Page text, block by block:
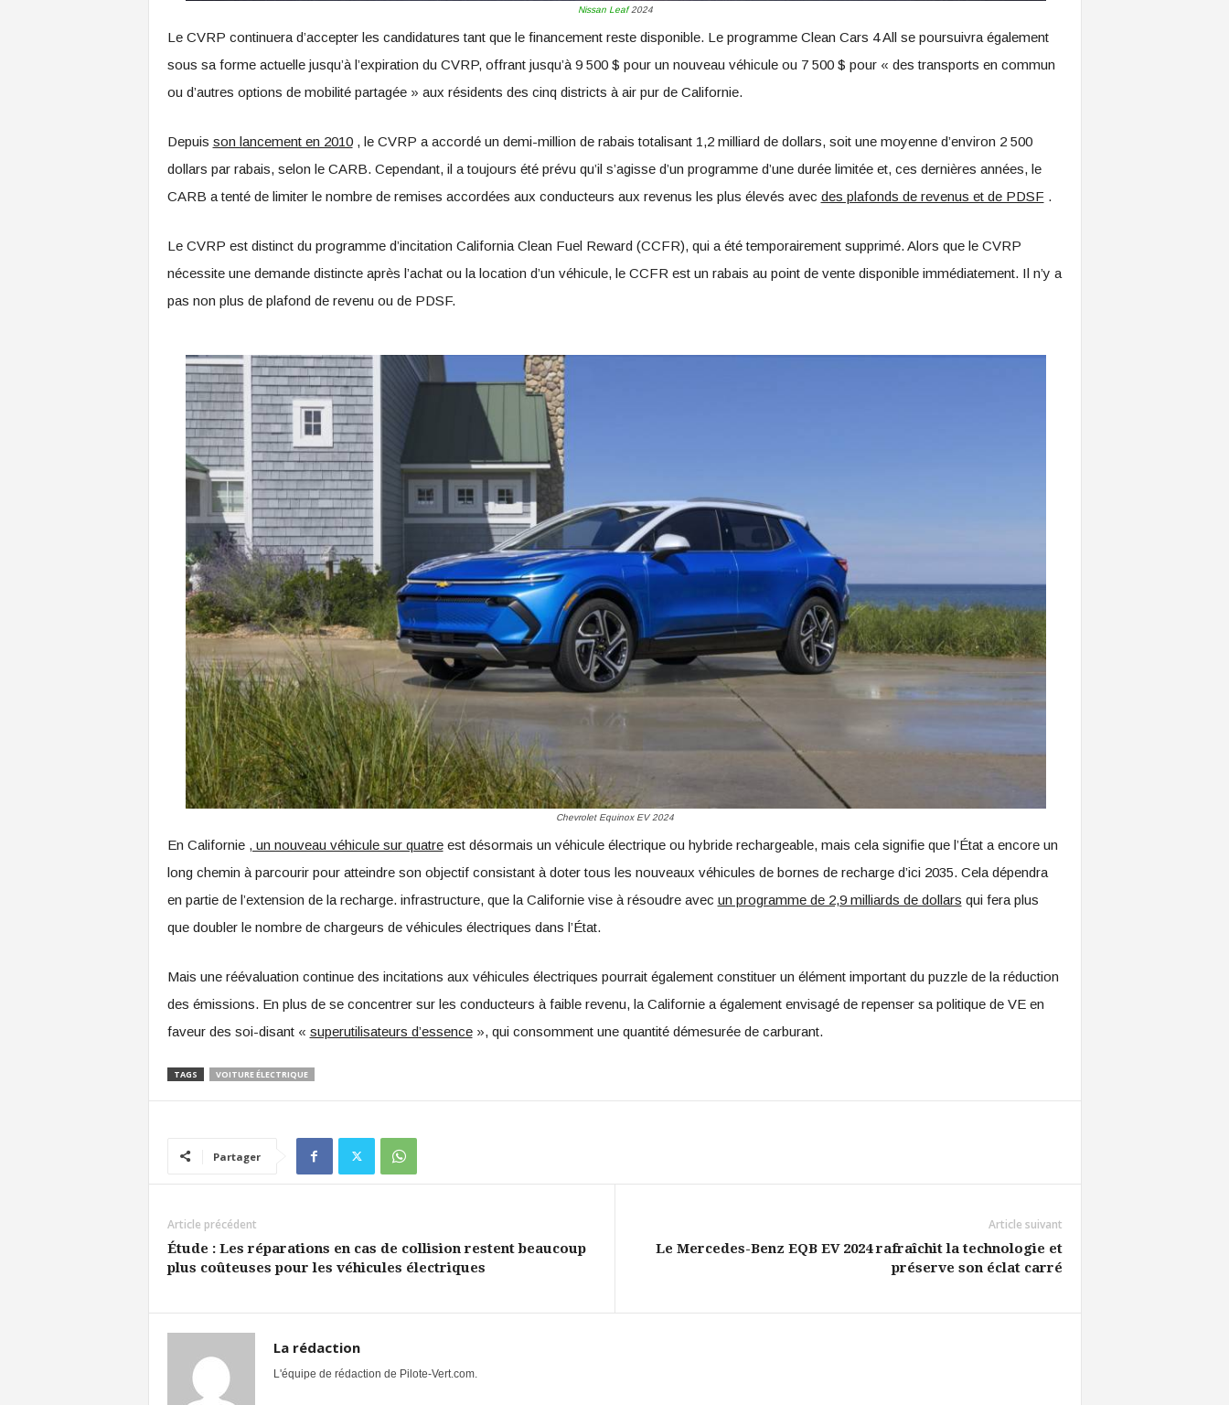
Nissan Leaf2024
Le CVRP continuera d’accepter les candidatures tant que le financement reste disponible. Le programme Clean Cars 4 All se poursuivra également
sous sa forme actuelle jusqu’à l’expiration du CVRP, offrant jusqu’à 9 500 $ pour un nouveau véhicule ou 7 500 $ pour « des transports en commun
ou d’autres options de mobilité partagée » aux résidents des cinq districts à air pur de Californie.
Depuis son lancement en 2010, le CVRP a accordé un demi-million de rabais totalisant 1,2 milliard de dollars, soit une moyenne d’environ 2 500
dollars par rabais, selon le CARB. Cependant, il a toujours été prévu qu’il s’agisse d’un programme d’une durée limitée et, ces dernières années, le
CARB a tenté de limiter le nombre de remises accordées aux conducteurs aux revenus les plus élevés avec des plafonds de revenus et de PDSF .
Le CVRP est distinct du programme d’incitation California Clean Fuel Reward (CCFR), qui a été temporairement supprimé. Alors que le CVRP
nécessite une demande distincte après l’achat ou la location d’un véhicule, le CCFR est un rabais au point de vente disponible immédiatement. Il n’y a
pas non plus de plafond de revenu ou de PDSF.
Chevrolet Equinox EV 2024
En Californie , un nouveau véhicule sur quatreest désormais un véhicule électrique ou hybride rechargeable, mais cela signifie que l’État a encore un
long chemin à parcourir pour atteindre son objectif consistant à doter tous les nouveaux véhicules de bornes de recharge d’ici 2035. Cela dépendra
en partie de l’extension de la recharge. infrastructure, que la Californie vise à résoudre avec un programme de 2,9 milliards de dollars qui fera plus
que doubler le nombre de chargeurs de véhicules électriques dans l’État.
Mais une réévaluation continue des incitations aux véhicules électriques pourrait également constituer un élément important du puzzle de la réduction
des émissions. En plus de se concentrer sur les conducteurs à faible revenu, la Californie a également envisagé de repenser sa politique de VE en
faveur des soi-disant « superutilisateurs d’essence», qui consomment une quantité démesurée de carburant.
TAGS VOITURE ÉLECTRIQUE
Partager
Article précédent
Étude : Les réparations en cas de collision restent beaucoup
plus coûteuses pour les véhicules électriques
Article suivant
Le Mercedes-Benz EQB EV 2024 rafraîchit la technologie et
préserve son éclat carré
La rédaction
L'équipe de rédaction de Pilote-Vert.com.